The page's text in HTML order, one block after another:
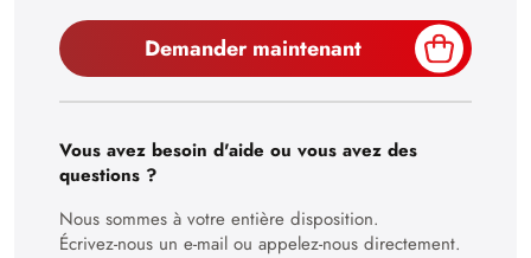
Demander maintenant
Vous avez besoin d'aide ou vous avez des
questions ?
Nous sommes à votre entière disposition.
Écrivez-nous un e-mail ou appelez-nous directement.